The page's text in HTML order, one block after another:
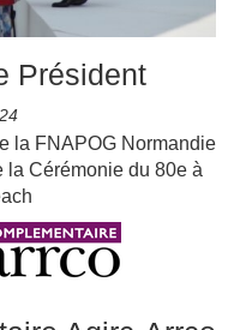
Président
la FNAPOG Normandie
la Cérémonie du 80e à